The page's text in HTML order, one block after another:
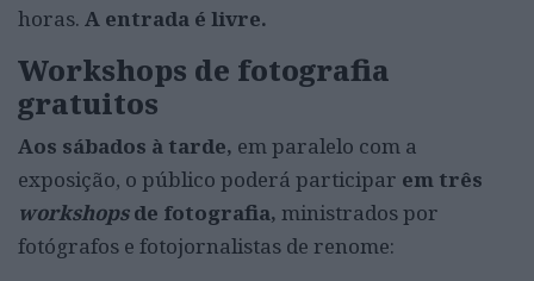
horas. A entrada é livre.
Workshops de fotografia
gratuitos
Aos sábados à tarde, em paralelo com a
exposição, o público poderá participar em três
workshopsde fotografia, ministrados por
fotógrafos e fotojornalistas de renome: